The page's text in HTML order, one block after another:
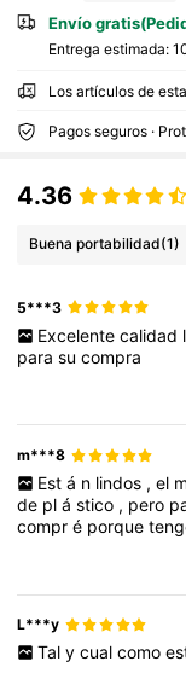
Envío
Entrega estimada:
Los artículos de
Pagos seguros ·
4.36
Buena portabilidad(1)
5***3
Excelente calidad
parasucompra
m***8
Est á n lindos , el
de plástico , pero
compré porque
graduación,ahora
cambiar los
uso diario peropara
genial!
L***y
Tal y cual como